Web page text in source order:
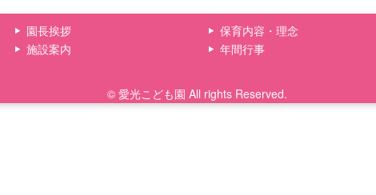
園長挨拶
施設案内
保育内容・理念
年間行事
© 愛光こども園 All rights Reserved.